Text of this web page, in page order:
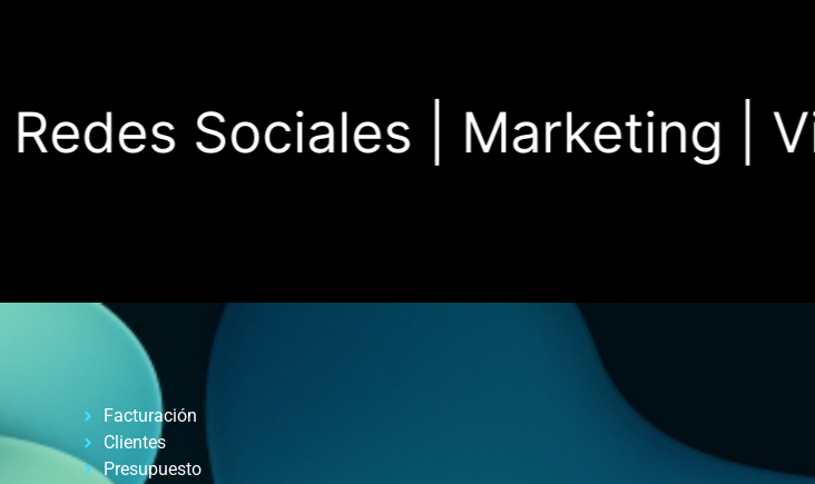
Sociales |Marketing |
Facturación
Clientes
Presupuesto